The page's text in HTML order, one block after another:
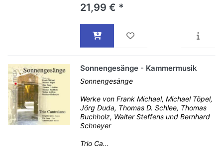
21,99 € *
Sonnengesänge - Kammermusik
Sonnengesänge
Werke von Frank Michael, Michael Töpel,
Jörg Duda, Thomas D. Schlee, Thomas
Buchholz, Walter Steffens und Bernhard
Schneyer
Trio Ca...